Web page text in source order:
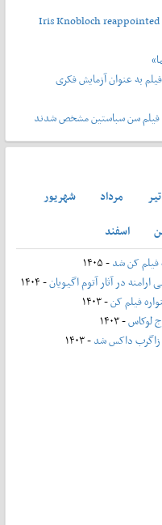
Iris Knobloch reappointed
به عنوان آزمایش فکری
فیلم سن سباستین مشخص شدند
تير مرداد
شهريور
اسفند
فیلم کن شد- ۱۴۰۵
در آثار آتوم اگیویان- ۱۴۰۴
فیلم کن- ۱۴۰۳
لوکاس- ۱۴۰۳
زاگرب داکس شد- ۱۴۰۳